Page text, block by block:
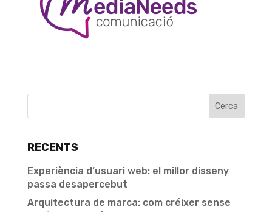
RECENTS
Experiència d’usuari web: el millor disseny
passa desapercebut
Arquitectura de marca: com créixer sense